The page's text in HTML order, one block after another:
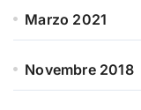
Marzo 2021
Novembre 2018